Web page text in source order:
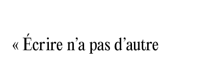
« Écrire n’a pas d’autre